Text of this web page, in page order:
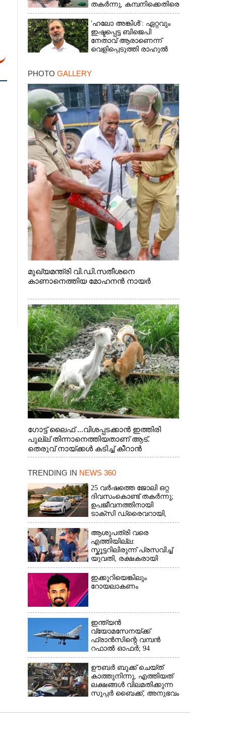
തകർന്നു, കമ്പനിക്കെതിരെ
പരാതിയുമായി യുവതി
'ഹലോ അങ്കിൾ': ഏറ്റവും
ഇഷ്ടപ്പെട്ട ബിജെപി
നേതാവ് ആരാണെന്ന്
വെളിപ്പെടുത്തി രാഹുൽ
PHOTO GALLERY
മുഖ്യമന്ത്രി വി.ഡി.സതീശനെ
കാണാനെത്തിയ മോഹനൻ നായർ
ഗോട്ട് ലൈഫ് ...വിശപ്പടക്കാൻ ഇത്തിരി
പുല്ല് തിന്നാനെത്തിയതാണ് ആട്.
തെരുവ് നായ്ക്കൾ കടിച്ച് കീറാൻ
വന്നതോടെ വയറിന്റെ ആന്തൽ മറന്ന്
വാത്തുരുത്തിയിൽ നിന്നുള്ള കാഴ്ച
TRENDING IN NEWS 360
25 വർഷത്തെ ജോലി ഒറ്റ
ദിവസംകൊണ്ട് തകർന്നു;
ഉപജീവനത്തിനായി
ടാക്‌സി ഡ്രൈവറായി,​
അനുഭവം പങ്കുവച്ച് യുവതി
ആശുപത്രി വരെ
എത്തിയില്ല:
സ്കൂട്ടറിലിരുന്ന് പ്രസവിച്ച്
യുവതി, രക്ഷകരായി
ജീവനക്കാർ
ഇക്കുറിയെങ്കിലും
റോയലാകണം
ഇന്ത്യൻ
വ്യോമസേനയ്‌ക്ക്
ഫ്രാൻസിന്റെ വമ്പൻ
റഫാൽ ഓഫർ; 94
യുദ്ധവിമാനങ്ങൾ
ഇന്ത്യയിൽതന്നെ
നിർ‌മ്മിക്കും
ഊബർ ബുക്ക് ചെയ്‌ത്
കാത്തുനിന്നു,​ എത്തിയത്
ലക്ഷങ്ങൾ വിലമതിക്കുന്ന
സൂപ്പർ ബൈക്ക്,​ അനുഭവം